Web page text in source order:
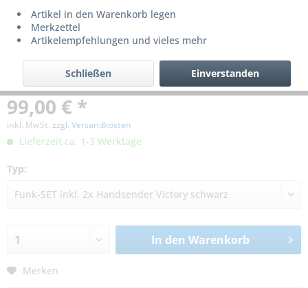
99,00 € *
inkl. MwSt. zzgl. Versandkosten
Lieferzeit ca. 1-3 Werktage
Typ:
In den Warenkorb
Merken
Artikel in den Warenkorb legen
Merkzettel
Artikelempfehlungen und vieles mehr
Einverstanden
Schließen